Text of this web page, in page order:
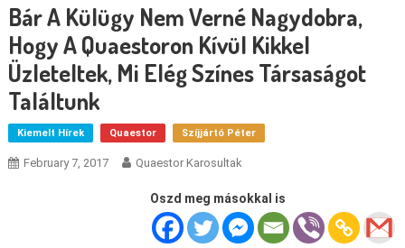
Bár A Külügy Nem Verné Nagydobra,
Hogy A Quaestoron Kívül Kikkel
Üzleteltek, Mi Elég Színes Társaságot
Találtunk
Kiemelt Hírek Quaestor Szíjjártó Péter
February 7, 2017 Quaestor Karosultak
Oszd meg másokkal is